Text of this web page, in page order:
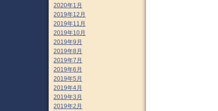
2020年1月
2019年12月
2019年11月
2019年10月
2019年9月
2019年8月
2019年7月
2019年6月
2019年5月
2019年4月
2019年3月
2019年2月